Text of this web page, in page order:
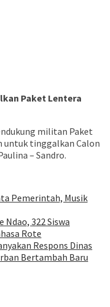
Paket Lentera
militan Paket
untuk tinggalkan Calon
– Sandro.
Pemerintah, Musik
Ndao, 322 Siswa
Rote
Respons Dinas
Bertambah Baru